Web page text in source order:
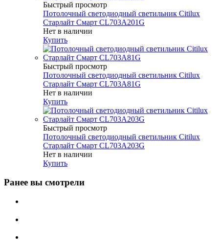
Быстрый просмотр
Потолочный светодиодный светильник Citilux
Старлайт Смарт CL703A201G
Нет в наличии
Купить
Быстрый просмотр
Потолочный светодиодный светильник Citilux
Старлайт Смарт CL703A81G
Нет в наличии
Купить
Быстрый просмотр
Потолочный светодиодный светильник Citilux
Старлайт Смарт CL703A203G
Нет в наличии
Купить
Ранее вы смотрели